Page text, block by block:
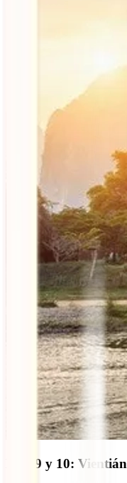
Días 9 y 10: Vientián